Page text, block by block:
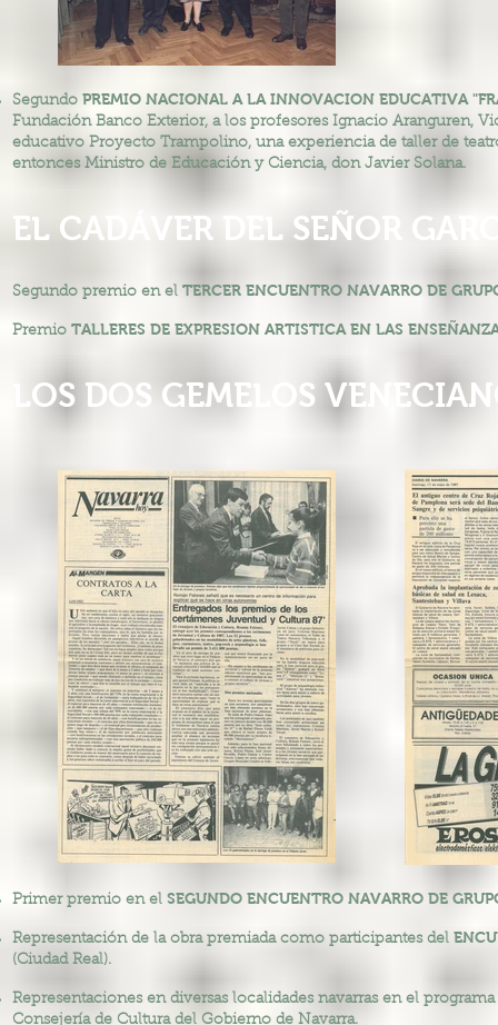
Segundo PREMIO NACIONAL A LA INNOVACION EDUCATIVA
Fundación Banco Exterior, a los profesores Ignacio Aranguren,
educativo Proyecto Trampolino, una experiencia de taller de
entonces Ministro de Educación y Ciencia, don Javier Solana.
EL CADÁVER DEL SEÑOR
Segundo premio en el TERCER ENCUENTRO NAVARRO DE
Premio TALLERES DE EXPRESION ARTISTICA EN LAS
LOS DOS GEMELOS
Primer premio en el SEGUNDO ENCUENTRO NAVARRO DE
Representación de la obra premiada como participantes del
(Ciudad Real).
Representaciones en diversas localidades navarras en el programa
Consejería de Cultura del Gobierno de Navarra.